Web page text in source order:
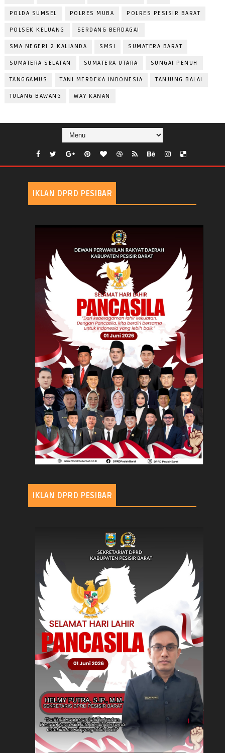
POLDA SUMSEL POLRES MUBA POLRES PESISIR BARAT
POLSEK KELUANG SERDANG BERDAGAI
SMA NEGERI 2 KALIANDA SMSI SUMATERA BARAT
SUMATERA SELATAN SUMATERA UTARA SUNGAI PENUH
TANGGAMUS TANI MERDEKA INDONESIA TANJUNG BALAI
TULANG BAWANG WAY KANAN
IKLAN DPRD PESIBAR
IKLAN DPRD PESIBAR